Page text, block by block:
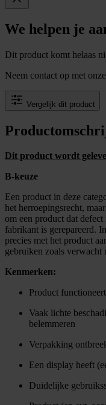
We helpen je
Dit product komt helaas
Neem contact op met onze
Vergelijk dit product
Dit product wordt
B-keuze
Een product in deze
het herroepingsrecht,
om een product dat
fabrikant is gerepareerd.
precies met het product
gebruiken zoals verwacht
Kenmerken:
Product
Vaak lichte
belemmeren
Verpakking
Een display heeft
Duidelijke